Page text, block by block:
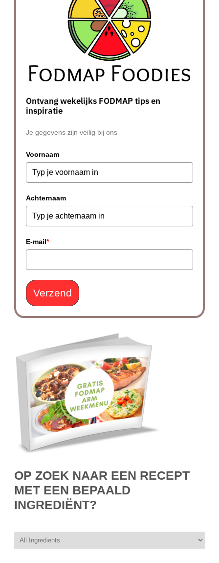
Ontvang wekelijks FODMAP tips en
inspiratie
Je gegevens zijn veilig bij ons
Voornaam
Achternaam
E-mail*
Verzend
OP ZOEK NAAR EEN RECEPT
MET EEN BEPAALD
INGREDIËNT?